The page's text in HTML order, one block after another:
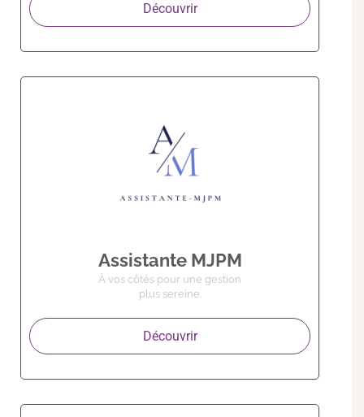
Découvrir
Assistante MJPM
À vos côtés pour une gestion
plus sereine.
Découvrir